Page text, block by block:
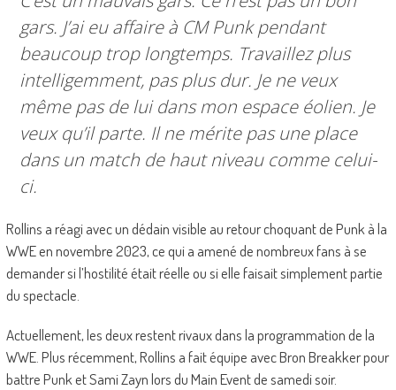
gars. J’ai eu affaire à CM Punk pendant
beaucoup trop longtemps. Travaillez plus
intelligemment, pas plus dur. Je ne veux
même pas de lui dans mon espace éolien. Je
veux qu’il parte. Il ne mérite pas une place
dans un match de haut niveau comme celui-
ci.
Rollins a réagi avec un dédain visible au retour choquant de Punk à la
WWE en novembre 2023, ce qui a amené de nombreux fans à se
demander si l’hostilité était réelle ou si elle faisait simplement partie
du spectacle.
Actuellement, les deux restent rivaux dans la programmation de la
WWE. Plus récemment, Rollins a fait équipe avec Bron Breakker pour
battre Punk et Sami Zayn lors du Main Event de samedi soir.